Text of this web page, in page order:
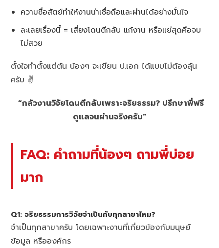
ความซื่อสัตย์ทำให้งานน่าเชื่อถือและผ่านได้อย่างมั่นใจ
ละเลยเรื่องนี้ = เสี่ยงโดนตีกลับ แก้งาน หรือแย่สุดคือจบ
ไม่สวย
ตั้งใจทำตั้งแต่ต้น น้องๆ จะเขียน ป.เอก ได้แบบไม่ต้องลุ้น
ครับ ✌️
“กลัวงานวิจัยโดนตีกลับเพราะจริยธรรม? ปรึกษาพี่ฟรี
ดูแลจนผ่านจริงครับ”
FAQ: คำถามที่น้องๆ ถามพี่บ่อย
มาก
Q1: จริยธรรมการวิจัยจำเป็นกับทุกสาขาไหม?
จำเป็นทุกสาขาครับ โดยเฉพาะงานที่เกี่ยวข้องกับมนุษย์
ข้อมูล หรือองค์กร